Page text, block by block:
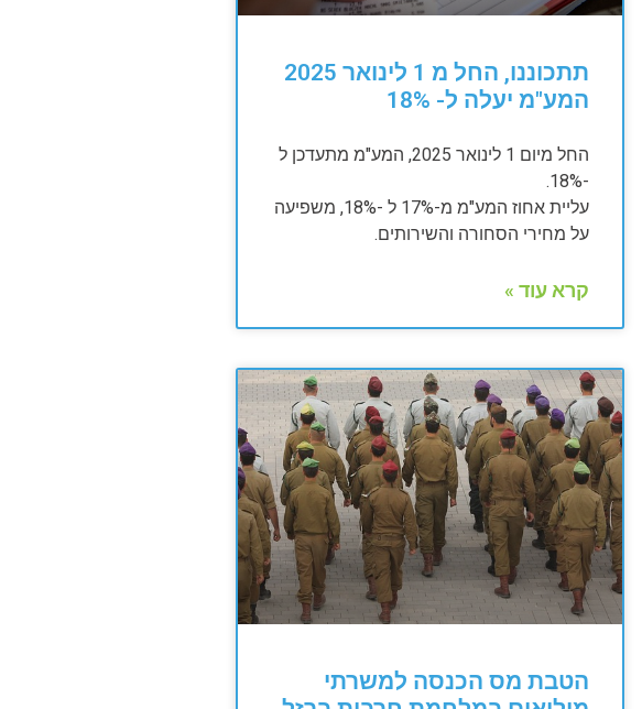
תתכוננו, החל מ 1 לינואר 2025
המע"מ יעלה ל- 18%
החל מיום 1 לינואר 2025, המע"מ מתעדכן ל
-18%.
עליית אחוז המע"מ מ-17% ל -18%, משפיעה
על מחירי הסחורה והשירותים.
קרא עוד »
הטבת מס הכנסה למשרתי